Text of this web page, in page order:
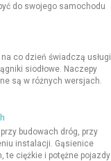
do swojego samochodu
co dzień świadczą usługi
siodłowe. Naczepy
są w różnych wersjach.
budowach dróg, przy
instalacji. Gąsienice
te ciężkie i potężne pojazdy